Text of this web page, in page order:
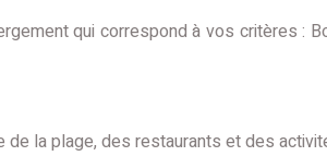
qui correspond à vos critères :
la plage, des restaurants et des